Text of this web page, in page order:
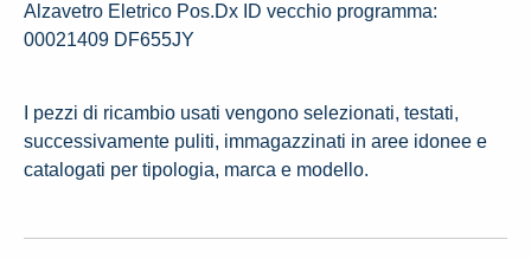
Alzavetro Eletrico Pos.Dx ID vecchio programma:
00021409 DF655JY
I pezzi di ricambio usati vengono selezionati, testati,
successivamente puliti, immagazzinati in aree idonee e
catalogati per tipologia, marca e modello.